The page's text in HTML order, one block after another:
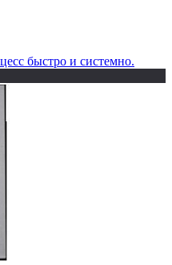
быстро и системно.